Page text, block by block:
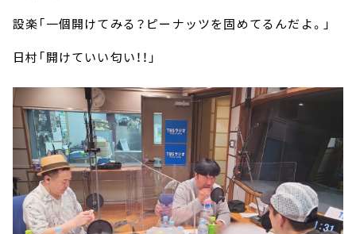
設楽「一個開けてみる？ピーナッツを固めてるんだよ。」
日村「開けていい匂い！！」